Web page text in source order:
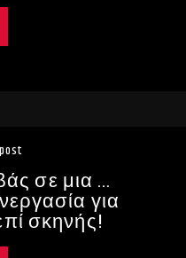
σε μια …
για
σκηνής!